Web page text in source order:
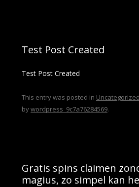
Test Post Created
Test Post Created
This entry was posted in Uncategorized
bywordpress_9c7a76284569.
Gratis spins claimen
magius, zo simpel kan